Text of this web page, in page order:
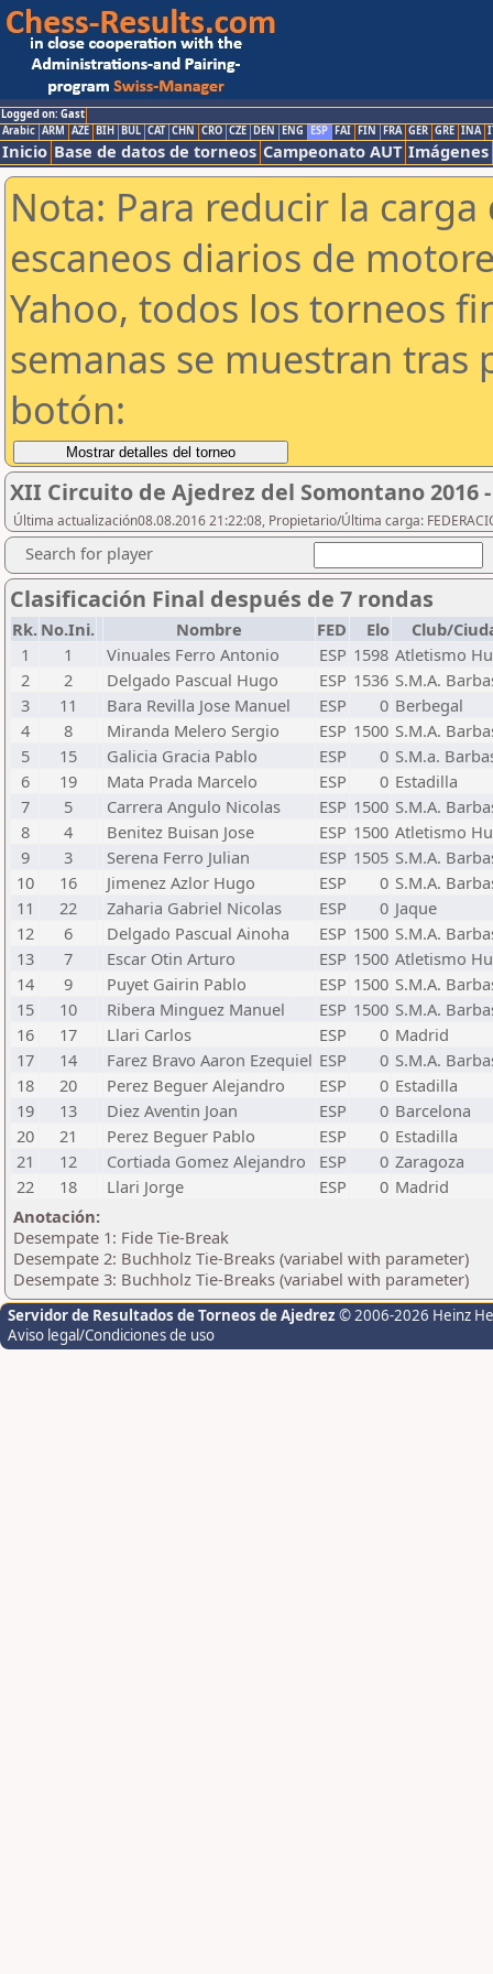
Logged on: Gast
Arabic ARM AZE BIH BUL CAT CHN CRO CZE DEN ENG ESP FAI FIN FRA GER GRE INA
Inicio Base de datos de torneos Campeonato AUT Imágenes
Nota: Para reducir la
escaneos diarios de
Yahoo, todos los torneos
semanas se muestran tras
botón:
XII Circuito de Ajedrez del Somontano
Última actualización08.08.2016 21:22:08, Propietario/Última carga:
Search for player
Clasificación Final después de 7 rondas
Rk. No.Ini. Nombre FED Elo
Club/
1
1 Vinuales Ferro Antonio ESP 1598 Atletismo
2
2 Delgado Pascual Hugo ESP 1536 S.M.A.
3
11 Bara Revilla Jose Manuel ESP 0 Berbegal
4
8 Miranda Melero Sergio ESP 1500 S.M.A.
5
15 Galicia Gracia Pablo ESP 0 S.M.a.
6
19 Mata Prada Marcelo ESP 0 Estadilla
7
5 Carrera Angulo Nicolas ESP 1500 S.M.A.
8
4 Benitez Buisan Jose ESP 1500 Atletismo
9
3 Serena Ferro Julian ESP 1505 S.M.A.
10
16 Jimenez Azlor Hugo ESP 0 S.M.A.
11
22 Zaharia Gabriel Nicolas ESP 0 Jaque
12
6 Delgado Pascual Ainoha ESP 1500 S.M.A.
13
7 Escar Otin Arturo ESP 1500 Atletismo
14
9 Puyet Gairin Pablo ESP 1500 S.M.A.
15
10 Ribera Minguez Manuel ESP 1500 S.M.A.
16
17 Llari Carlos ESP 0 Madrid
17
14 Farez Bravo Aaron Ezequiel ESP 0 S.M.A.
18
20 Perez Beguer Alejandro ESP 0 Estadilla
19
13 Diez Aventin Joan ESP 0 Barcelona
20
21 Perez Beguer Pablo ESP 0 Estadilla
21
12 Cortiada Gomez Alejandro ESP 0 Zaragoza
22
18 Llari Jorge ESP 0 Madrid
Anotación:
Desempate 1: Fide Tie-Break
Desempate 2: Buchholz Tie-Breaks (variabel with parameter)
Desempate 3: Buchholz Tie-Breaks (variabel with parameter)
Servidor de Resultados de Torneos de Ajedrez © 2006-2026 Heinz
Aviso legal/Condiciones de uso